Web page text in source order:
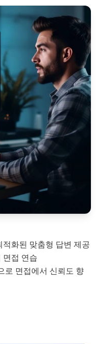
화된 맞춤형 답변 제공
면접 연습
로 면접에서 신뢰도 향